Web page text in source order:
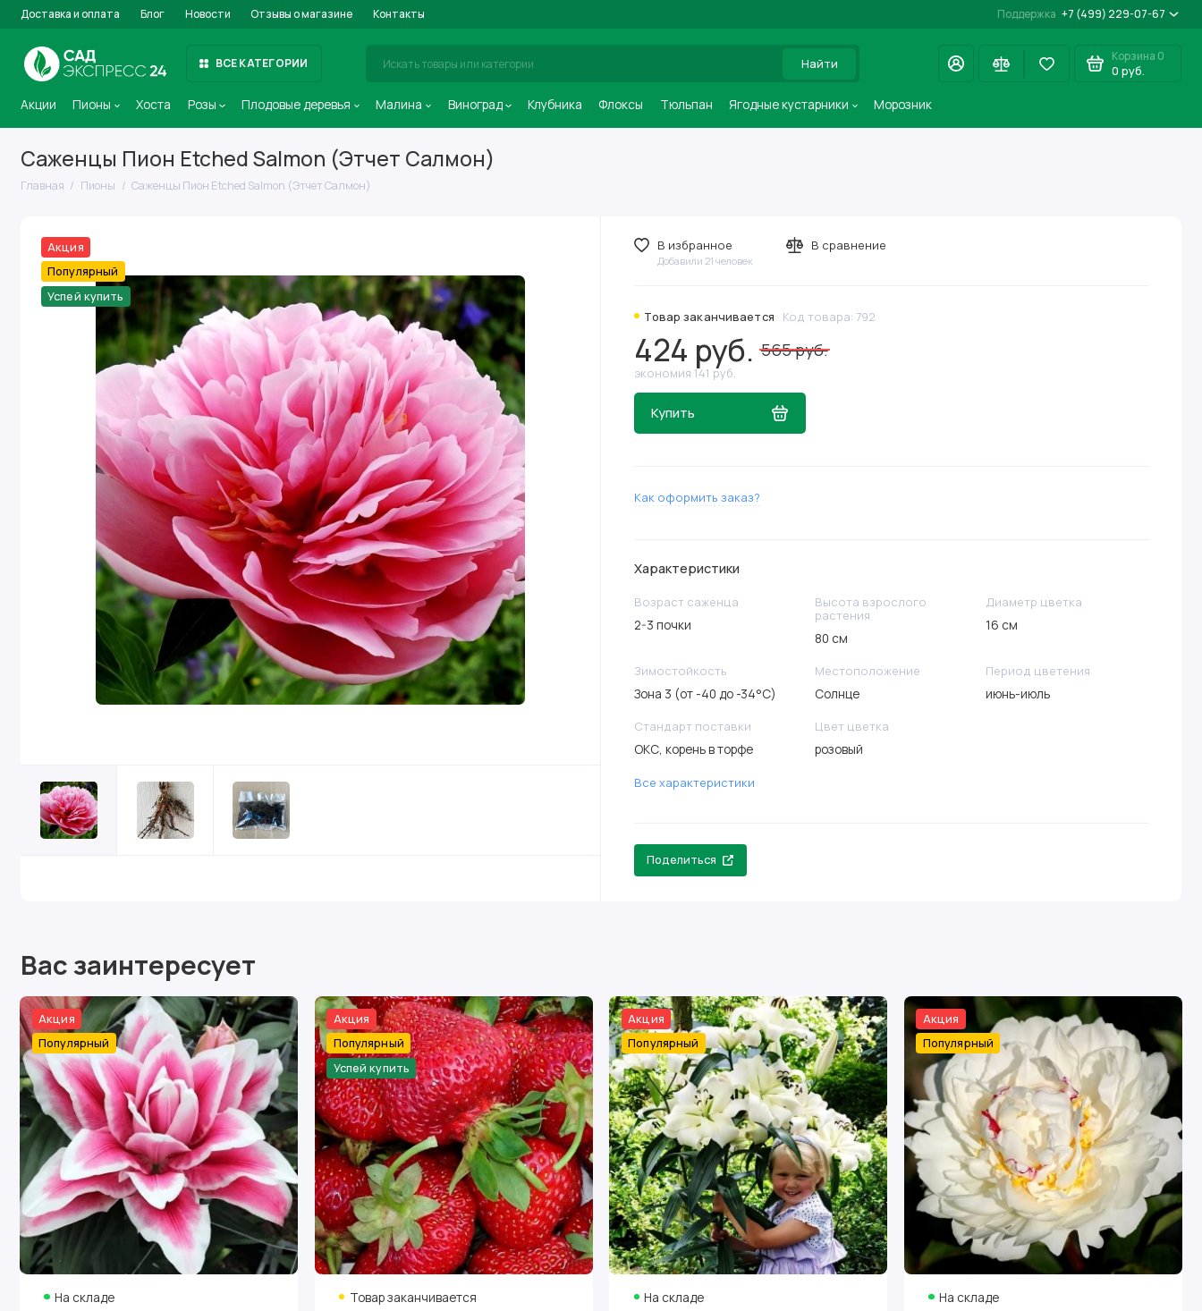
Доставка и оплата Блог Новости Отзывы о магазине Контакты Поддержка +7 (499) 229-07-67
ВСЕ КАТЕГОРИИ Найти Корзина 0
0 руб.
Акции Пионы Хоста Розы Плодовые деревья Малина Виноград Клубника Флоксы Тюльпан Ягодные кустарники Морозник
Саженцы Пион Etched Salmon (Этчет Салмон)
Главная Пионы Саженцы Пион Etched Salmon (Этчет Салмон)
Акция
Популярный
Успей купить
Товар заканчивается
Код товара: 792
424 руб. 565 руб.
экономия 141 руб.
Купить
В избранное
Добавили 21 человек
В сравнение
Как оформить заказ?
Характеристики
Возраст саженца
2-3 почки
Высота взрослого
растения
80 см
Диаметр цветка
16 см
Зимостойкость
Зона 3 (от -40 до -34°C)
Местоположение
Солнце
Период цветения
июнь-июль
Стандарт поставки
ОКС, корень в торфе
Цвет цветка
розовый
Все характеристики
Поделиться
Вас заинтересует
Акция
Популярный
На складе
Акция
Популярный
Успей купить
Товар заканчивается
Акция
Популярный
На складе
Акция
Популярный
На складе